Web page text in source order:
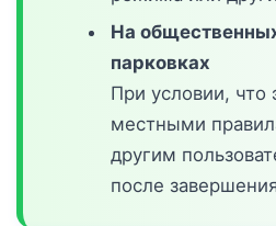
На
парковках
При условии, что
местными
другим
после